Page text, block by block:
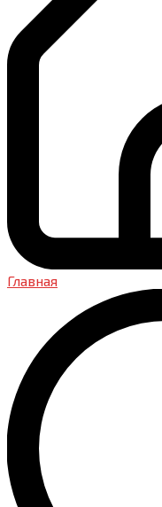
Главная